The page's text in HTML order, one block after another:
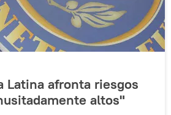
Latina afronta riesgos
altos"